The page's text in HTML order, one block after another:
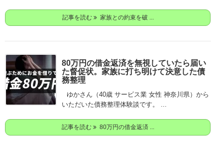
記事を読む 家族との約束を破 ...
80万円の借金返済を無視していたら届い
た督促状。家族に打ち明けて決意した債
務整理
ゆかさん（40歳 サービス業 女性 神奈川県）から
いただいた債務整理体験談です。 ...
記事を読む 80万円の借金返済 ...